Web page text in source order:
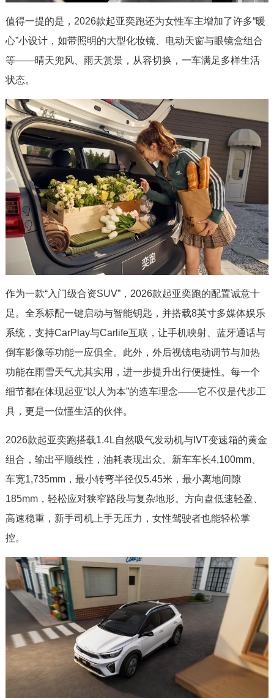
值得一提的是，2026款起亚奕跑还为女性车主增加了许多“暖
心”小设计，如带照明的大型化妆镜、电动天窗与眼镜盒组合
等——晴天兜风、雨天赏景，从容切换，一车满足多样生活
状态。
作为一款“入门级合资SUV”，2026款起亚奕跑的配置诚意十
足。全系标配一键启动与智能钥匙，并搭载8英寸多媒体娱乐
系统，支持CarPlay与Carlife互联，让手机映射、蓝牙通话与
倒车影像等功能一应俱全。此外，外后视镜电动调节与加热
功能在雨雪天气尤其实用，进一步提升出行便捷性。每一个
细节都在体现起亚“以人为本”的造车理念——它不仅是代步工
具，更是一位懂生活的伙伴。
2026款起亚奕跑搭载1.4L自然吸气发动机与IVT变速箱的黄金
组合，输出平顺线性，油耗表现出众。新车车长4,100mm、
车宽1,735mm，最小转弯半径仅5.45米，最小离地间隙
185mm，轻松应对狭窄路段与复杂地形。方向盘低速轻盈、
高速稳重，新手司机上手无压力，女性驾驶者也能轻松掌
控。